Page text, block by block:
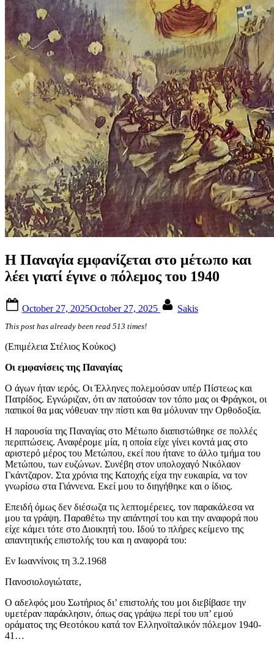
Η Παναγία εμφανίζεται στο μέτωπο και
λέει γιατί έγινε ο πόλεμος του 1940
on
October 27, 2025October 27, 2025 Sakis
This post has already been read 513 times!
(Επιμέλεια Στέλιος Κούκος)
Οι εμφανίσεις της Παναγίας
Ο άγων ήταν ιερός. Οι Έλληνες πολεμούσαν υπέρ Πί­στεως και
Πατρίδος. Εγνώριζαν, ότι αν πατούσαν τον τόπο μας οι Φράγκοι, οι
παπικοί θα μας νόθευαν την πίστι και θα μόλυναν την Ορθοδοξία.
Η παρουσία της Παναγίας στο Μέτωπο διαπιστώθηκε σε πολλές
περιπτώσεις. Αναφέρομε μία, η οποία είχε γίνει κοντά μας στο
αριστερό μέρος του Μετώπου, εκεί που ήτανε το άλλο τμήμα του
Μετώπου, των ευζώνων. Συνέβη στον υπολοχαγό Νικόλαον
Γκάντζαρον. Στα χρόνια της Κατοχής είχα την ευκαιρία, να τον
γνωρίσω στα Γιάννενα. Εκεί μου το διηγήθηκε και ο ίδιος.
Επειδή όμως δεν διέσωζα τις λεπτομέρειες, τον παρακάλεσα να
μου τα γράψη. Παραθέτω την απάντησί του και την αναφορά που
είχε κάμει τότε στο Διοικητή του. Ιδού το πλήρες κείμενο της
απαντητικής επιστολής του και η αναφορά του:
Εν Ιωαννίνοις τη 3.2.1968
Πανοσιολογιώτατε,
Ο αδελφός μου Σωτήριος δι’ επιστολής του μοι διεβίβασε την
υμετέραν παράκλησιν, όπως σας γράψω περί του υπ’ εμού
οράματος της Θεοτόκου κατά τον Ελληνοϊταλικόν πόλεμον 1940-
41…